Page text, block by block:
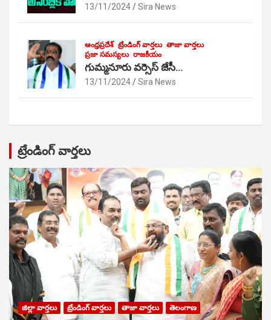
13/11/2024 Sira News
ఆంధ్రప్రదేశ్ ట్రేండింగ్ వార్తలు తాజా వార్తలు
ప్రజా సమస్యలు రాజకీయం
గుమ్మనూరు వర్సెస్ జేసీ…
13/11/2024 Sira News
ట్రేండింగ్ వార్తలు
జిల్లా వార్తలు ట్రేండింగ్ వార్తలు తాజా వార్తలు తెలంగాణ